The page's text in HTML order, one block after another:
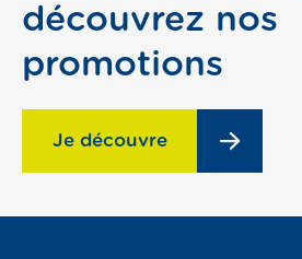
découvrez nos
promotions
Je découvre